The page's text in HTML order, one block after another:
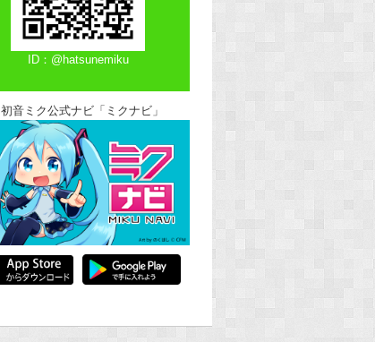
ID：@hatsunemiku
初音ミク公式ナビ「ミクナビ」